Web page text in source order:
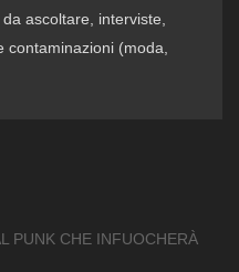
ascoltare, interviste,
(moda,
PUNK CHE INFUOCHERÀ